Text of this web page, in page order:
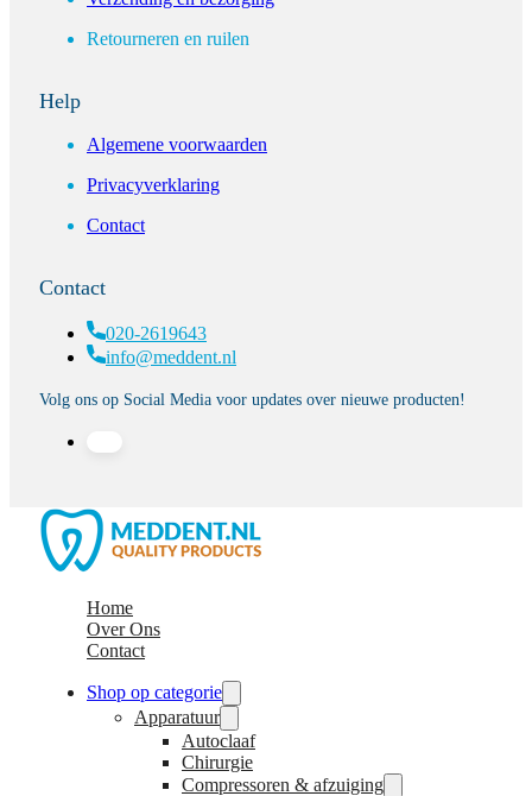
Retourneren en ruilen
Help
Algemene voorwaarden
Privacyverklaring
Contact
Contact
020-2619643
info@meddent.nl
Volg ons op Social Media voor updates over nieuwe producten!
Home
Over Ons
Contact
Shop op categorie
Apparatuur
Autoclaaf
Chirurgie
Compressoren & afzuiging